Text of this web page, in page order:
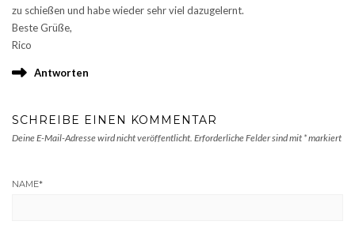
zu schießen und habe wieder sehr viel dazugelernt.
Beste Grüße,
Rico
Antworten
SCHREIBE EINEN KOMMENTAR
Deine E-Mail-Adresse wird nicht veröffentlicht. Erforderliche Felder sind mit *markiert
NAME*